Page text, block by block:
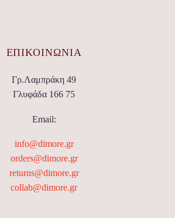
ΕΠΙΚΟΙΝΩΝΊΑ
Γρ.Λαμπράκη 49
Γλυφάδα 166 75
Email:
info@dimore.gr
orders@dimore.gr
returns@dimore.gr
collab@dimore.gr